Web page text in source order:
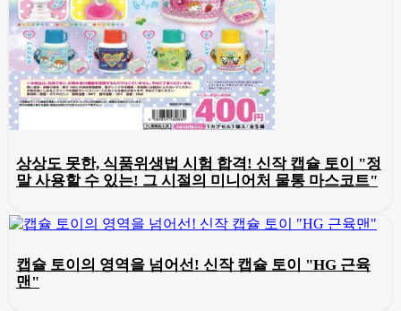
상상도 못한, 식품위생법 시험 합격! 신작 캡슐 토이 "정
말 사용할 수 있는! 그 시절의 미니어처 물통 마스코트"
캡슐 토이의 영역을 넘어선! 신작 캡슐 토이 "HG 근육
맨"